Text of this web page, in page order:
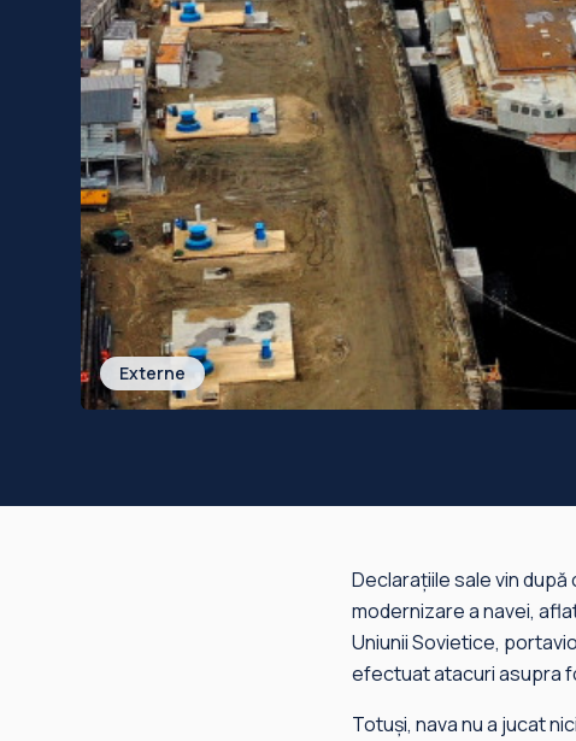
Externe
Declaraţiile sale vin
modernizare a navei,
Uniunii Sovietice,
efectuat atacuri asupra
Totuşi, nava nu a jucat